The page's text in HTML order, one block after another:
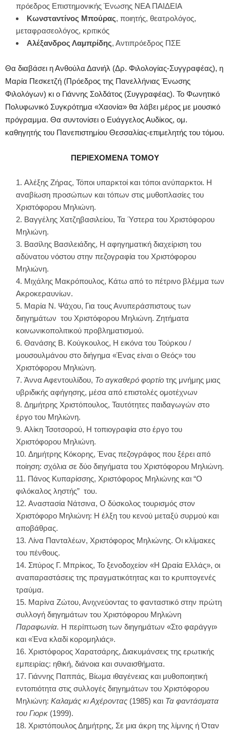
πρόεδρος Επιστημονικής Ένωσης ΝΕΑ ΠΑΙΔΕΙΑ
Κωνσταντίνος Μπούρας, ποιητής, θεατρολόγος,
μεταφρασεολόγος, κριτικός
Αλέξανδρος Λαμπρίδης, Αντιπρόεδρος ΠΣΕ
Θα διαβάσει η Ανθούλα Δανιήλ (Δρ. Φιλολογίας-Συγγραφέας), η
Μαρία Πεσκετζή (Πρόεδρος της Πανελλήνιας Ένωσης
Φιλολόγων) κι ο Γιάννης Σολδάτος (Συγγραφέας). Το Φωνητικό
Πολυφωνικό Συγκρότημα «Χαονία» θα λάβει μέρος με μουσικό
πρόγραμμα. Θα συντονίσει ο Ευάγγελος Αυδίκος, ομ.
καθηγητής του Πανεπιστημίου Θεσσαλίας-επιμελητής του τόμου.
ΠΕΡΙΕΧΟΜΕΝΑ ΤΟΜΟΥ
Αλέξης Ζήρας, Τόποι υπαρκτοί και τόποι ανύπαρκτοι. Η
αναβίωση προσώπων και τόπων στις μυθοπλασίες του
Χριστόφορου Μηλιώνη.
Βαγγέλης Χατζηβασιλείου, Τα Ύστερα του Χριστόφορου
Μηλιώνη.
Βασίλης Βασιλειάδης, Η αφηγηματική διαχείριση του
αδύνατου νόστου στην πεζογραφία του Χριστόφορου
Μηλιώνη.
Μιχάλης Μακρόπουλος, Κάτω από το πέτρινο βλέμμα των
Ακροκεραυνίων.
Μαρία Ν. Ψάχου, Για τους Ανυπεράσπιστους των
διηγημάτων του Χριστόφορου Μηλιώνη. Ζητήματα
κοινωνικοπολιτικού προβληματισμού.
Θανάσης Β. Κούγκουλος, Η εικόνα του Τούρκου /
μουσουλμάνου στο διήγημα «Ένας είναι ο Θεός» του
Χριστόφορου Μηλιώνη.
Άννα Αφεντουλίδου, Το αγκαθερό φορτίο της μνήμης μιας
υβριδικής αφήγησης, μέσα από επιστολές ομοτέχνων
Δημήτρης Χριστόπουλος, Ταυτότητες παιδαγωγών στο
έργο του Μηλιώνη.
Αλίκη Τσοτσορού, Η τοπιογραφία στο έργο του
Χριστόφορου Μηλιώνη.
Δημήτρης Κόκορης, Ένας πεζογράφος που ξέρει από
ποίηση: σχόλια σε δύο διηγήματα του Χριστόφορου Μηλιώνη.
Πάνος Κυπαρίσσης, Χριστόφορος Μηλιώνης και “Ο
φιλόκαλος ληστής” του.
Αναστασία Νάτσινα, Ο δύσκολος τουρισμός στον
Χριστόφορο Μηλιώνη: Η έλξη του κενού μεταξύ συρμού και
αποβάθρας.
Λίνα Πανταλέων, Χριστόφορος Μηλιώνης. Οι κλίμακες
του πένθους.
Σπύρος Γ. Μπρίκος, Το ξενοδοχείον «Η Ωραία Ελλάς», οι
αναπαραστάσεις της πραγματικότητας και το κρυπτογενές
τραύμα.
Μαρίνα Ζώτου, Ανιχνεύοντας το φανταστικό στην πρώτη
συλλογή διηγημάτων του Χριστόφορου Μηλιώνη
Παραφωνία. Η περίπτωση των διηγημάτων «Στο φαράγγι»
και «Ένα κλαδί κορομηλιάς».
Χριστόφορος Χαρατσάρης, Διακυμάνσεις της ερωτικής
εμπειρίας: ηθική, διάνοια και συναισθήματα.
Γιάννης Παππάς, Βίωμα ιθαγένειας και μυθοποιητική
εντοπιότητα στις συλλογές διηγημάτων του Χριστόφορου
Μηλιώνη: Καλαμάς κι Αχέροντας (1985) και Τα φαντάσματα
του Γιορκ (1999).
Χριστόπουλος Δημήτρης, Σε μια άκρη της λίμνης ή Όταν